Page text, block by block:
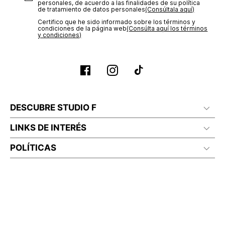
personales, de acuerdo a las finalidades de su política
de tratamiento de datos personales‎(Consúltala aquí)
Certifico que he sido informado sobre los términos y
condiciones de la página web‎(Consúlta aquí los términos
y condiciones)
DESCUBRE STUDIO F
LINKS DE INTERÉS
POLÍTICAS